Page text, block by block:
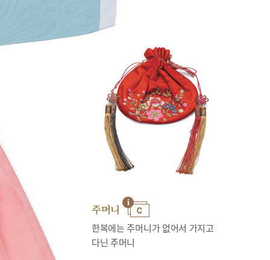
주머니
한복에는 주머니가 없어서 가지고
다닌 주머니